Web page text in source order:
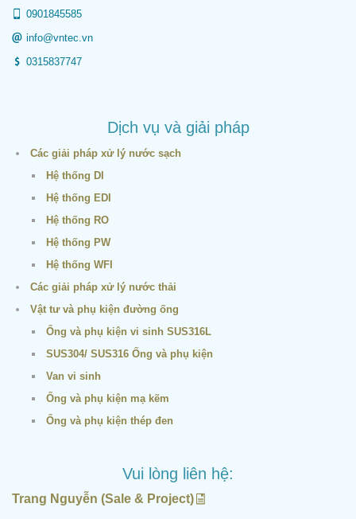
0901845585
info@vntec.vn
0315837747
Dịch vụ và giải pháp
Các giải pháp xử lý nước sạch
Hệ thống DI
Hệ thống EDI
Hệ thống RO
Hệ thống PW
Hệ thống WFI
Các giải pháp xử lý nước thải
Vật tư và phụ kiện đường ống
Ống và phụ kiện vi sinh SUS316L
SUS304/ SUS316 Ống và phụ kiện
Van vi sinh
Ống và phụ kiện mạ kẽm
Ống và phụ kiện thép đen
Vui lòng liên hệ:
Trang Nguyễn (Sale & Project)